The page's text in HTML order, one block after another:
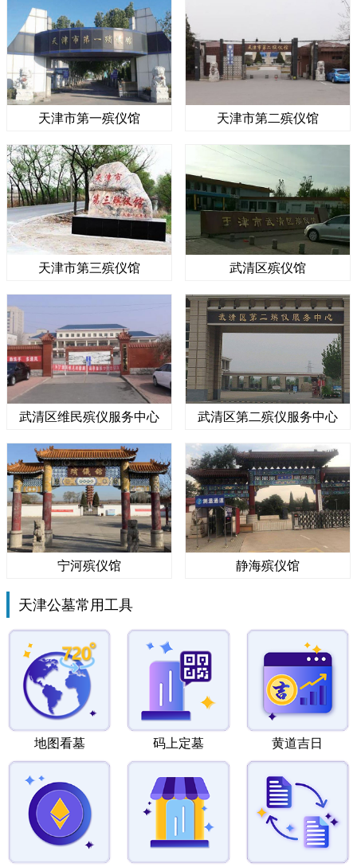
天津市第一殡仪馆 天津市第二殡仪馆
天津市第三殡仪馆 武清区殡仪馆
武清区维民殡仪服务中心 武清区第二殡仪服务中心
宁河殡仪馆 静海殡仪馆
天津公墓常用工具
地图看墓 码上定墓 黄道吉日